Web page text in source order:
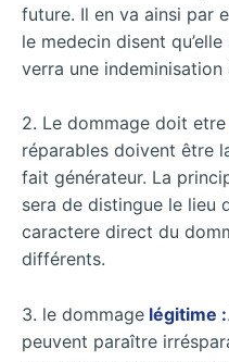
future. Il en va ainsi par
le medecin disent
verra une indeminisation
2. Le dommage doit etre
réparables doivent être
fait générateur. La
sera de distingue le lieu
caractere direct du
différents.
3. le dommage légitime :
peuvent paraître